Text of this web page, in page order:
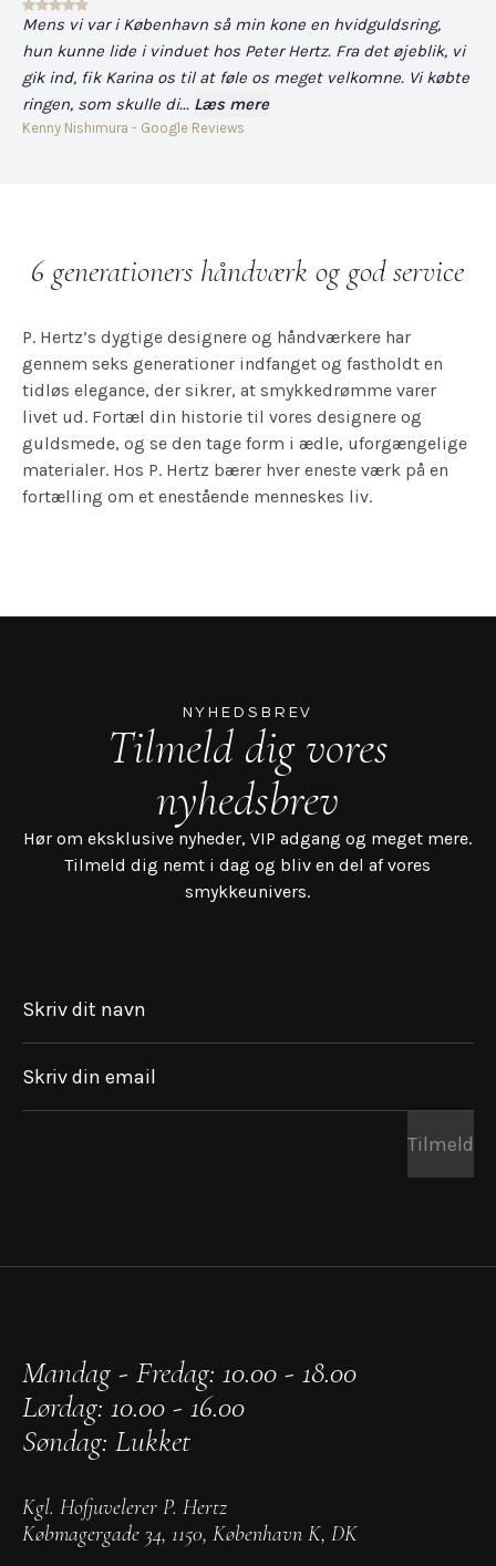
Mens vi var i København så min kone en hvidguldsring,
hun kunne lide i vinduet hos Peter Hertz. Fra det øjeblik, vi
gik ind, fik Karina os til at føle os meget velkomne. Vi købte
ringen, som skulle di... Læs mere
Kenny Nishimura - Google Reviews
6 generationers håndværk og god service
P. Hertz’s dygtige designere og håndværkere har
gennem seks generationer indfanget og fastholdt en
tidløs elegance, der sikrer, at smykkedrømme varer
livet ud. Fortæl din historie til vores designere og
guldsmede, og se den tage form i ædle, uforgængelige
materialer. Hos P. Hertz bærer hver eneste værk på en
fortælling om et enestående menneskes liv.
NYHEDSBREV
Tilmeld dig vores
nyhedsbrev
Hør om eksklusive nyheder, VIP adgang og meget mere.
Tilmeld dig nemt i dag og bliv en del af vores
smykkeunivers.
Skriv dit navn
Skriv din email
Tilmeld
Mandag - Fredag: 10.00 - 18.00
Lørdag: 10.00 - 16.00
Søndag: Lukket
Kgl. Hofjuvelerer P. Hertz
Købmagergade 34, 1150, København K, DK